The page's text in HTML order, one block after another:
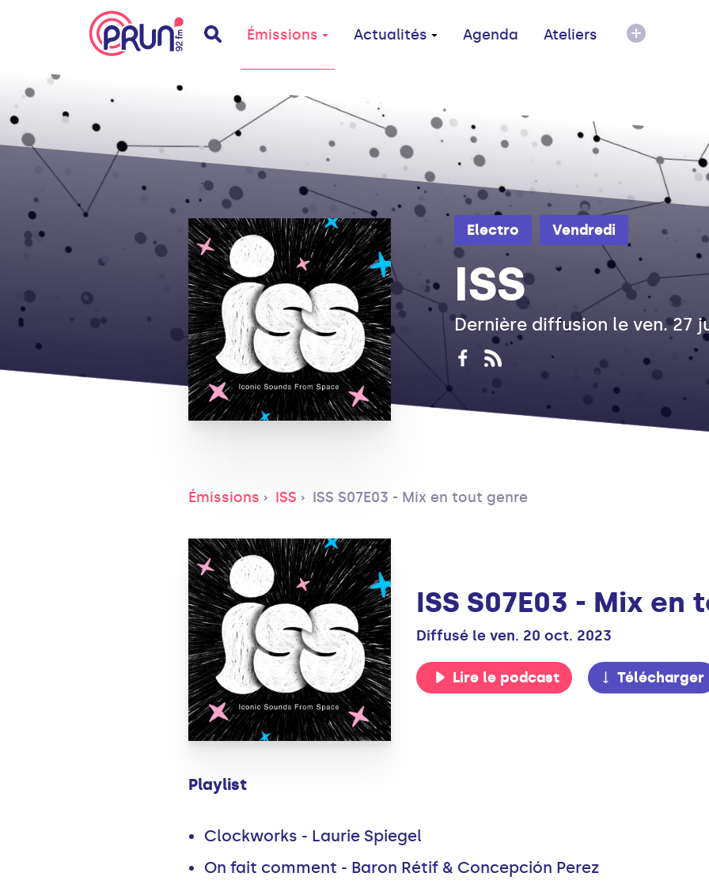
Émissions Actualités Agenda Ateliers
Electro Vendredi
ISS
Dernière diffusion le ven. 27
Émissions ISS ISS S07E03 - Mix en tout genre
ISS S07E03 - Mix en
Diffusé le ven. 20 oct. 2023
Lire le podcast Télécharger
Playlist
Clockworks - Laurie Spiegel
On fait comment - Baron Rétif & Concepción Perez